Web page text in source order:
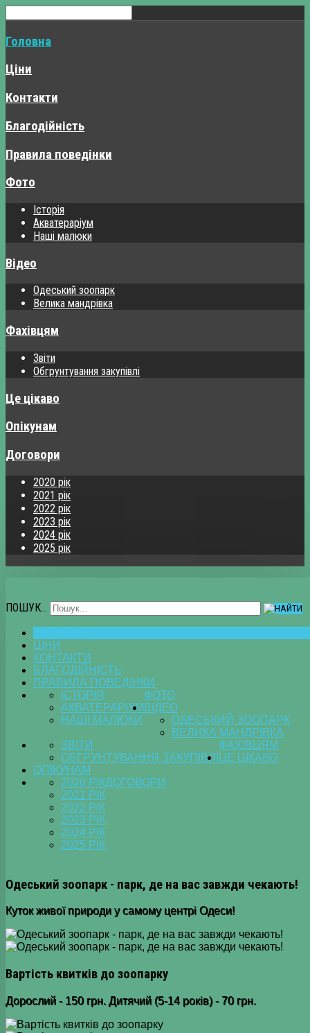
Головна
Ціни
Контакти
Благодійність
Правила поведінки
Фото
Історія
Акватераріум
Наші малюки
Відео
Одеський зоопарк
Велика мандрівка
Фахівцям
Звіти
Обгрунтування закупівлі
Це цікаво
Опікунам
Договори
2020 рік
2021 рік
2022 рік
2023 рік
2024 рік
2025 рік
ПОШУК...
ЦІНИ
КОНТАКТИ
БЛАГОДІЙНІСТЬ
ПРАВИЛА ПОВЕДІНКИ
ФОТО
ІСТОРІЯ
АКВАТЕРАРІУМ
НАШІ МАЛЮКИ
ВІДЕО
ОДЕСЬКИЙ ЗООПАРК
ВЕЛИКА МАНДРІВКА
ФАХІВЦЯМ
ЗВІТИ
ОБГРУНТУВАННЯ ЗАКУПІВЛІ
ЦЕ ЦІКАВО
ОПІКУНАМ
ДОГОВОРИ
2020 РІК
2021 РІК
2022 РІК
2023 РІК
2024 РІК
2025 РІК
Одеський зоопарк - парк, де на вас завжди чекають!
Куток живої природи у самому центрі Одеси!
Вартість квитків до зоопарку
Дорослий - 150 грн. Дитячий (5-14 років) - 70 грн.